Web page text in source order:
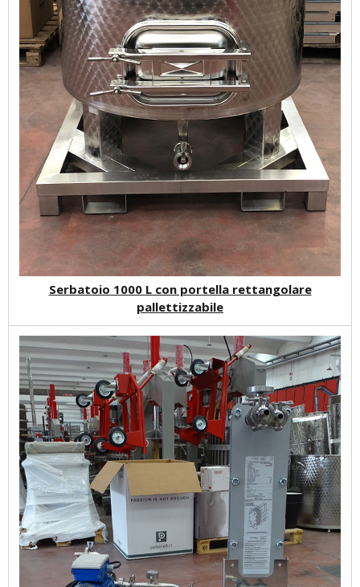
Serbatoio 1000 L con portella rettangolare
pallettizzabile